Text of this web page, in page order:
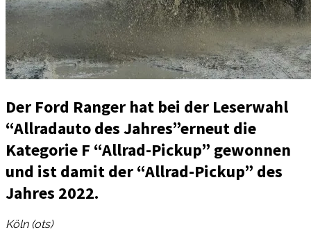
Der Ford Ranger hat bei der Leserwahl
“Allradauto des Jahres”erneut die
Kategorie F “Allrad-Pickup” gewonnen
und ist damit der “Allrad-Pickup” des
Jahres 2022.
Köln (ots)